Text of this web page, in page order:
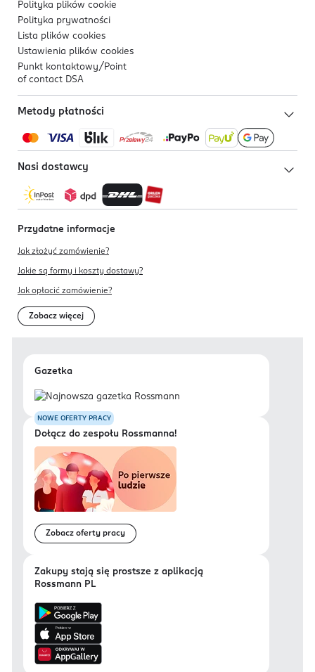
Polityka plików cookie
Polityka prywatności
Lista plików cookies
Ustawienia plików cookies
Punkt kontaktowy/ Point
of contact DSA
Metody płatności
Nasi dostawcy
Przydatne informacje
Jak złożyć zamówienie?
Jakie są formy i koszty dostawy?
Jak opłacić zamówienie?
Zobacz więcej
Gazetka
NOWE OFERTY PRACY
Dołącz do zespołu Rossmanna!
Zobacz oferty pracy
Zakupy stają się prostsze z aplikacją
Rossmann PL